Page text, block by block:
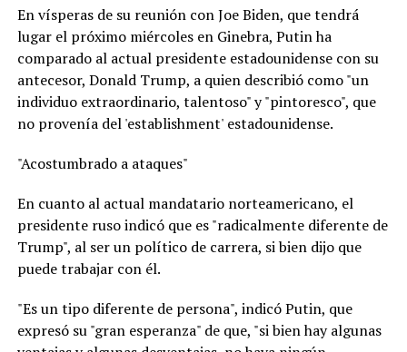
En vísperas de su reunión con Joe Biden, que tendrá
lugar el próximo miércoles en Ginebra, Putin ha
comparado al actual presidente estadounidense con su
antecesor, Donald Trump, a quien describió como "un
individuo extraordinario, talentoso" y "pintoresco", que
no provenía del 'establishment' estadounidense.
"Acostumbrado a ataques"
En cuanto al actual mandatario norteamericano, el
presidente ruso indicó que es "radicalmente diferente de
Trump", al ser un político de carrera, si bien dijo que
puede trabajar con él.
"Es un tipo diferente de persona", indicó Putin, que
expresó su "gran esperanza" de que, "si bien hay algunas